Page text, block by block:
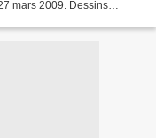
mars 2009. Dessins